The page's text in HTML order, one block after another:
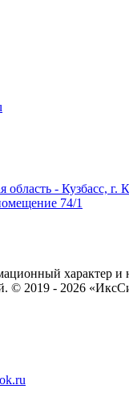
область - Кузбасс, г.
74/1
характер и
© 2019 - 2026